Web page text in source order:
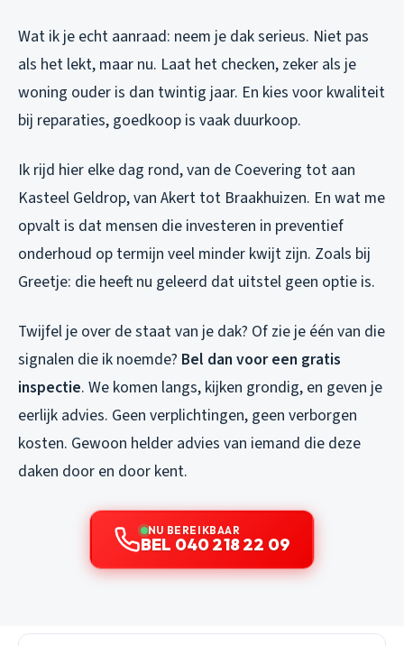
Wat ik je echt aanraad: neem je dak serieus. Niet pas
als het lekt, maar nu. Laat het checken, zeker als je
woning ouder is dan twintig jaar. En kies voor kwaliteit
bij reparaties, goedkoop is vaak duurkoop.
Ik rijd hier elke dag rond, van de Coevering tot aan
Kasteel Geldrop, van Akert tot Braakhuizen. En wat me
opvalt is dat mensen die investeren in preventief
onderhoud op termijn veel minder kwijt zijn. Zoals bij
Greetje: die heeft nu geleerd dat uitstel geen optie is.
Twijfel je over de staat van je dak? Of zie je één van die
signalen die ik noemde? Bel dan voor een gratis
inspectie. We komen langs, kijken grondig, en geven je
eerlijk advies. Geen verplichtingen, geen verborgen
kosten. Gewoon helder advies van iemand die deze
daken door en door kent.
NU BEREIKBAAR
BEL 040 218 22 09